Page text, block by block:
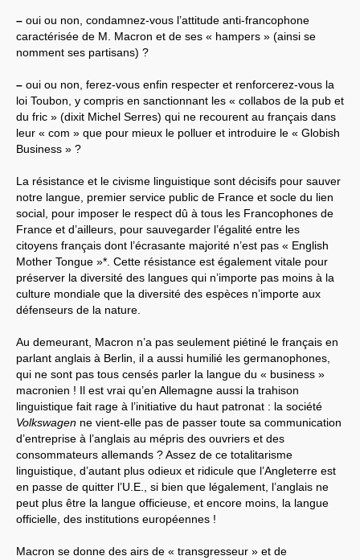
– oui ou non, condamnez-vous l’attitude anti-francophone
caractérisée de M. Macron et de ses « hampers » (ainsi se
nomment ses partisans) ?
– oui ou non, ferez-vous enfin respecter et renforcerez-vous la
loi Toubon, y compris en sanctionnant les « collabos de la pub et
du fric » (dixit Michel Serres) qui ne recourent au français dans
leur « com » que pour mieux le polluer et introduire le « Globish
Business » ?
La résistance et le civisme linguistique sont décisifs pour sauver
notre langue, premier service public de France et socle du lien
social, pour imposer le respect dû à tous les Francophones de
France et d’ailleurs, pour sauvegarder l’égalité entre les
citoyens français dont l’écrasante majorité n’est pas « English
Mother Tongue »*. Cette résistance est également vitale pour
préserver la diversité des langues qui n’importe pas moins à la
culture mondiale que la diversité des espèces n’importe aux
défenseurs de la nature.
Au demeurant, Macron n’a pas seulement piétiné le français en
parlant anglais à Berlin, il a aussi humilié les germanophones,
qui ne sont pas tous censés parler la langue du « business »
macronien ! Il est vrai qu’en Allemagne aussi la trahison
linguistique fait rage à l’initiative du haut patronat : la société
Volkswagen ne vient-elle pas de passer toute sa communication
d’entreprise à l’anglais au mépris des ouvriers et des
consommateurs allemands ? Assez de ce totalitarisme
linguistique, d’autant plus odieux et ridicule que l’Angleterre est
en passe de quitter l’U.E., si bien que légalement, l’anglais ne
peut plus être la langue officieuse, et encore moins, la langue
officielle, des institutions européennes !
Macron se donne des airs de « transgresseur » et de